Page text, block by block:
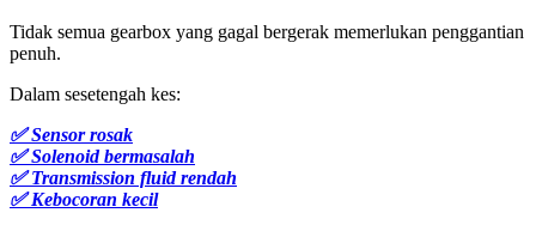
Tidak semua gearbox yang gagal bergerak memerlukan penggantian
penuh.
Dalam sesetengah kes:
✅ Sensor rosak
✅ Solenoid bermasalah
✅ Transmission fluid rendah
✅ Kebocoran kecil